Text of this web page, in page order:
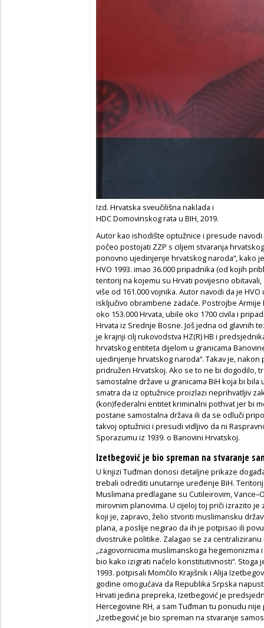
Izd. Hrvatska sveučilišna naklada i
HDC Domovinskog rata u BIH, 2019.
Autor kao ishodište optužnice i presude
počeo postojati ZZP s ciljem stvaranja
ponovno ujedinjenje hrvatskog naroda“, kako
HVO 1993. imao 36.000 pripadnika (od kojih
teritorij na kojemu su Hrvati povijesno
više od 161.000 vojnika. Autor navodi da je
isključivo obrambene zadaće. Postrojbe
oko 153.000 Hrvata, ubile oko 1700 civila i
Hrvata iz Srednje Bosne. Još jedna od glavnih
je krajnji cilj rukovodstva HZ(R) HB i
hrvatskog entiteta dijelom u granicama
ujedinjenje hrvatskog naroda“. Takav je,
pridružen Hrvatskoj. Ako se to ne bi dogodilo,
samostalne države u granicama BiH koja bi
smatra da iz optužnice proizlazi neprihvatljiv
(kon)federalni entitet kriminalni pothvat jer bi
postane samostalna država ili da se odluči
takvoj optužnici i presudi vidljivo da ni
Sporazumu iz 1939. o Banovini Hrvatskoj.
Izetbegović je bio spreman na stvaranje
U knjizi Tuđman donosi detaljne prikaze
trebali odrediti unutarnje uređenje BiH.
Muslimana predlagane su Cutileirovim,
mirovnim planovima. U cijeloj toj priči izrazito
koji je, zapravo, želio stvoriti muslimansku
plana, a poslije negirao da ih je potpisao ili
dvostruke politike. Zalagao se za
„zagovornicima muslimanskoga
bio kako izigrati načelo konstitutivnosti“. Stoga
1993. potpisali Momčilo Krajišnik i Alija
godine omogućava da Republika Srpska
Hrvati jedina prepreka, Izetbegović je
Hercegovine RH, a sam Tuđman tu ponudu
„Izetbegović je bio spreman na stvaranje